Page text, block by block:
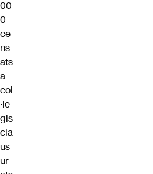
00
0
ce
ns
ats
a
col
·le
gis
cla
us
ur